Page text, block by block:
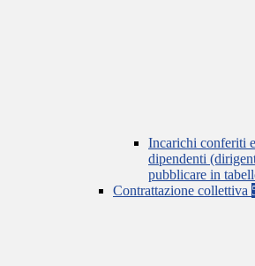
Incarichi conferiti
dipendenti
pubblicare in
Contrattazione collettiva